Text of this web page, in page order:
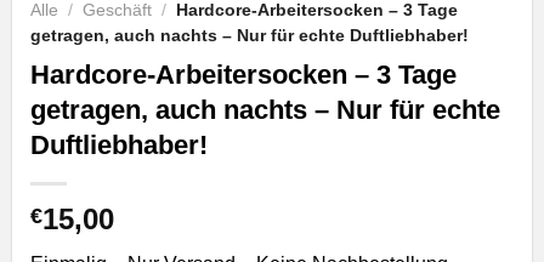
Alle / Geschäft /
Hardcore-Arbeitersocken – 3 Tage
getragen, auch nachts – Nur für echte Duftliebhaber!
Hardcore-Arbeitersocken – 3 Tage
getragen, auch nachts – Nur für echte
Duftliebhaber!
€15,00